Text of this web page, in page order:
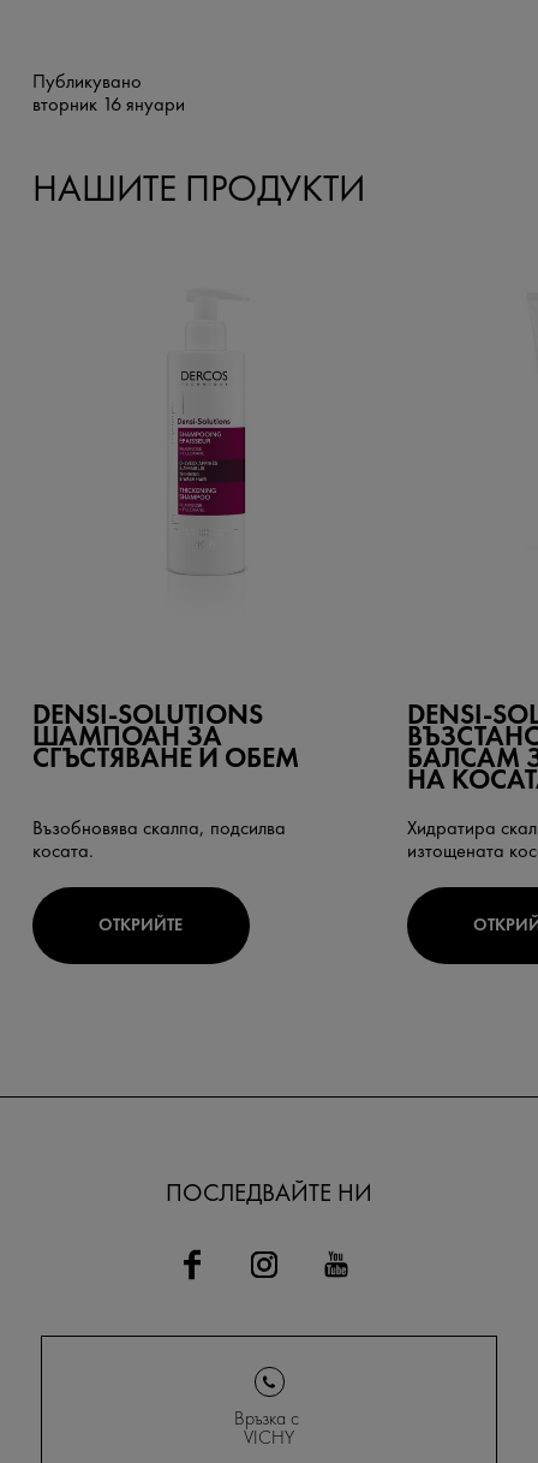
Публикувано
вторник 16 януари
НАШИТЕ ПРОДУКТИ
DENSI-SOLUTIONS
ШАМПОАН ЗА
СГЪСТЯВАНЕ И ОБЕМ
Възобновява скалпа, подсилва
косата.
ОТКРИЙТЕ
DENSI-
БАЛСАМ
НА
Хидратира
изтощената
ПОСЛЕДВАЙТЕ НИ
Връзка с
VICHY